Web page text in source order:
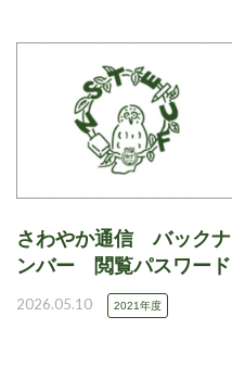
さわやか通信 バックナ
ンバー 閲覧パスワード
2026.05.10 2021年度